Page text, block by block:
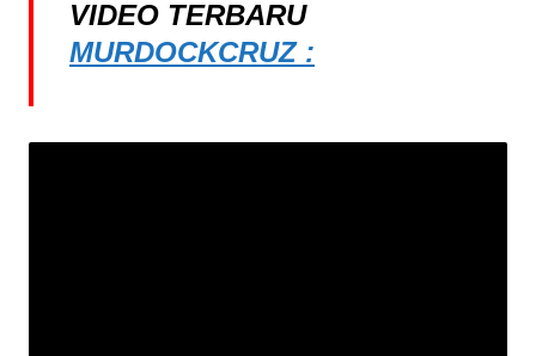
VIDEO TERBARU
MURDOCKCRUZ :